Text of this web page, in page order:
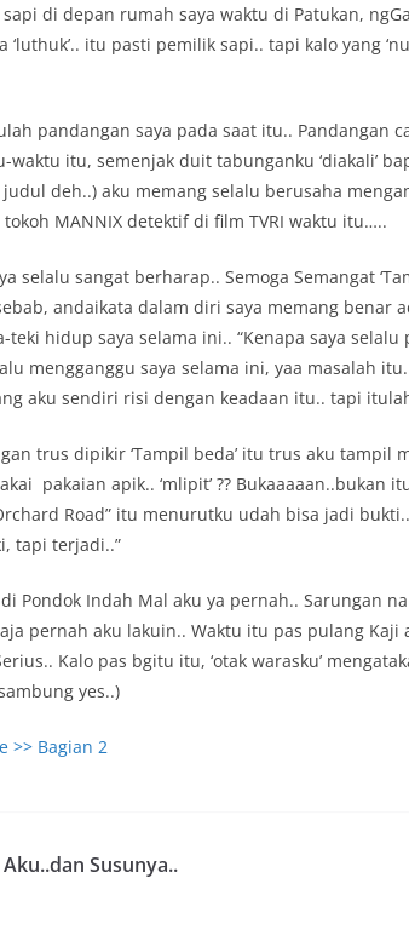
sapi di depan rumah saya waktu di Patukan,
‘luthuk’.. itu pasti pemilik sapi.. tapi kalo yang
pandangan saya pada saat itu.. Pandangan
waktu itu, semenjak duit tabunganku ‘diakali’
deh..) aku memang selalu berusaha
MANNIX detektif di film TVRI waktu itu…..
selalu sangat berharap.. Semoga Semangat
andaikata dalam diri saya memang benar
teki hidup saya selama ini.. “Kenapa saya
mengganggu saya selama ini, yaa masalah
aku sendiri risi dengan keadaan itu.. tapi
trus dipikir ‘Tampil beda’ itu trus aku
pakaian apik.. ‘mlipit’ ??
Road” itu menurutku udah bisa jadi
tapi terjadi..”
Pondok Indah Mal aku ya pernah.. Sarungan
pernah aku lakuin.. Waktu itu pas pulang Kaji
Kalo pas bgitu itu, ‘otak warasku’
yes..)
>> Bagian 2
Susunya..